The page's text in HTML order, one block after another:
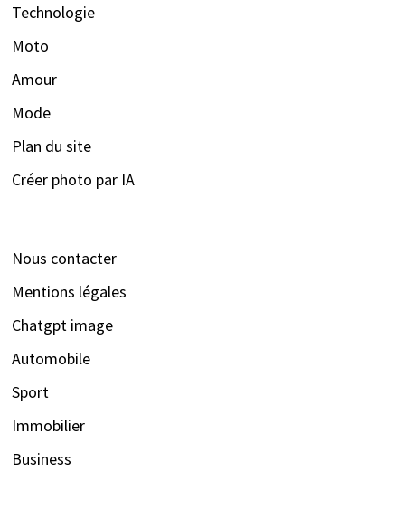
Technologie
Moto
Amour
Mode
Plan du site
Créer photo par IA
Nous contacter
Mentions légales
Chatgpt image
Automobile
Sport
Immobilier
Business